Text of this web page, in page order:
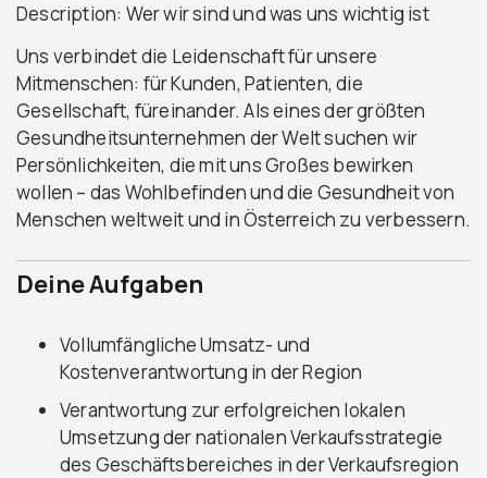
Description: Wer wir sind und was uns wichtig ist
Uns verbindet die Leidenschaft für unsere
Mitmenschen: für Kunden, Patienten, die
Gesellschaft, füreinander. Als eines der größten
Gesundheitsunternehmen der Welt suchen wir
Persönlichkeiten, die mit uns Großes bewirken
wollen – das Wohlbefinden und die Gesundheit von
Menschen weltweit und in Österreich zu verbessern.
Deine Aufgaben
Vollumfängliche Umsatz- und
Kostenverantwortung in der Region
Verantwortung zur erfolgreichen lokalen
Umsetzung der nationalen Verkaufsstrategie
des Geschäftsbereiches in der Verkaufsregion